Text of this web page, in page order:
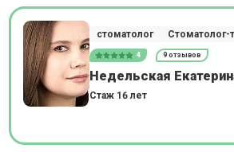
стоматолог Стоматолог-
4 9 отзывов
Недельская
Стаж 16 лет